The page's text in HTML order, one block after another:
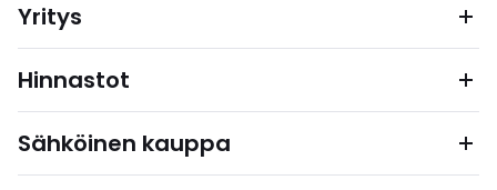
Yritys
Hinnastot
Sähköinen kauppa